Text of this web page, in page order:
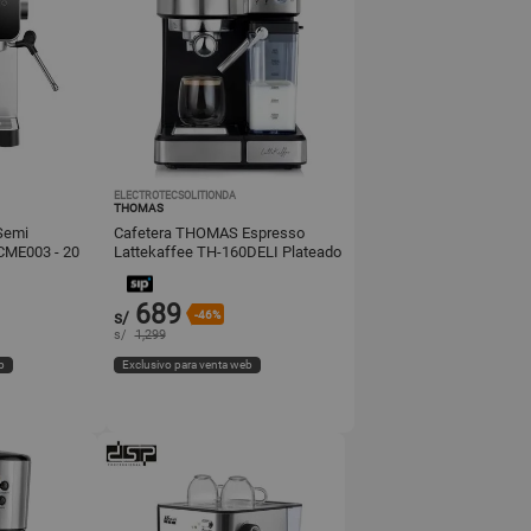
- 20
ELECTROTECSOLITIONDA
THOMAS
Cafetera THOMAS Espresso
Lattekaffee TH-160DELI Plateado
s/ 689 -46%
s/ 1,299
Exclusivo para venta web